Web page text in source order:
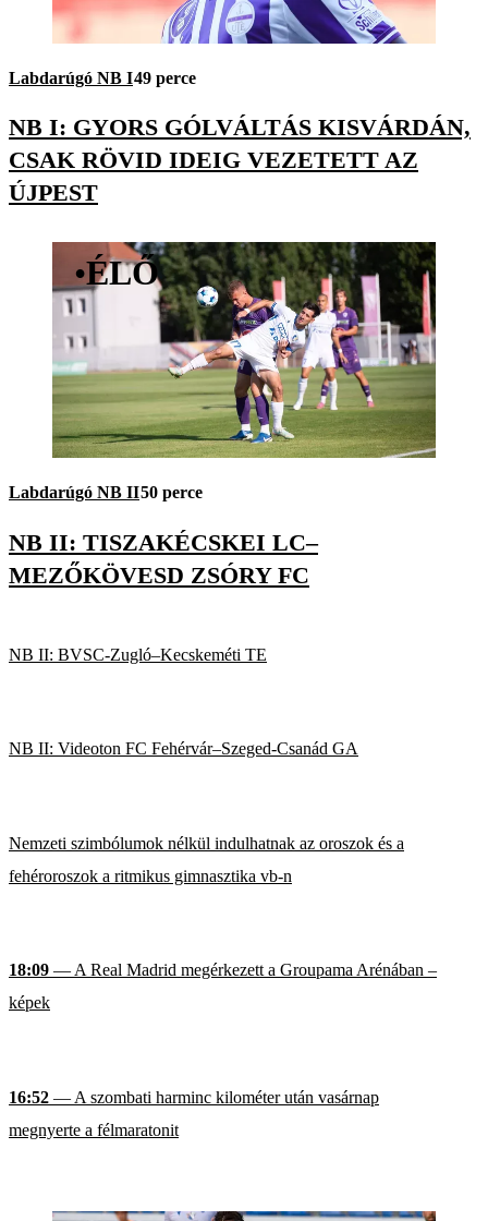
Labdarúgó NB I49 perce
NB I: GYORS GÓLVÁLTÁS KISVÁRDÁN,
CSAK RÖVID IDEIG VEZETETT AZ
ÚJPEST
•ÉLŐ
Labdarúgó NB II50 perce
NB II: TISZAKÉCSKEI LC–
MEZŐKÖVESD ZSÓRY FC
NB II: BVSC-Zugló–Kecskeméti TE
NB II: Videoton FC Fehérvár–Szeged-Csanád GA
Nemzeti szimbólumok nélkül indulhatnak az oroszok és a
fehéroroszok a ritmikus gimnasztika vb-n
18:09 — A Real Madrid megérkezett a Groupama Arénában –
képek
16:52 — A szombati harminc kilométer után vasárnap
megnyerte a félmaratonit